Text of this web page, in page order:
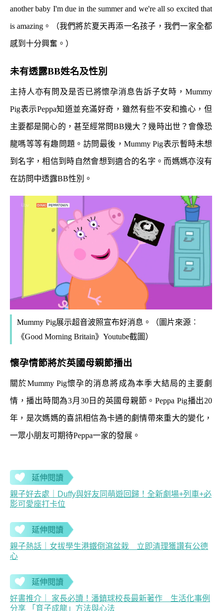
another baby I'm due in the summer and we're all so excited that
is amazing。（我們將於夏天再添一名孩子，我們一家全都
感到十分興奮。）
未有透露BB姓名及性別
主持人亦有問及是否已將懷孕消息告訴子女時，Mummy
Pig表示Peppa知道並充滿好奇，雖然有些不安和擔心，但
主要都是開心的，甚至經常問BB幾大？幾時出世？會像恐
龍嗎等等有趣問題。訪問最後，Mummy Pig表示暫時未想
到名字，相信到時自然會想到適合的名字。而媽媽亦沒有
在訪問中透露BB性別。
Mummy Pig展示超音波照宣布好消息。
（圖片來源︰
《Good Morning Britain》Youtube截圖）
懷孕情節將於英國母親節播出
關於Mummy Pig懷孕的消息將成為本季大結局的主要劇
情，播出時間為3月30日的英國母親節。Peppa Pig播出20
年，是次媽媽的喜訊相信為卡通的劇情帶來重大的變化，
一眾小朋友可期待Peppa一家的發展。
延伸閱讀
親子好去處｜Duffy與好友同萌遊回歸！全新劇場+列車+必
影可愛座打卡位
延伸閱讀
親子熱話｜女拔學生港鐵倒瀉盆栽 立即清理獲讚有公德
心
延伸閱讀
好書推介｜ 家長必讀！潘鎮球校長最新著作 生活化事例
分享 「育子成龍」方法與心法